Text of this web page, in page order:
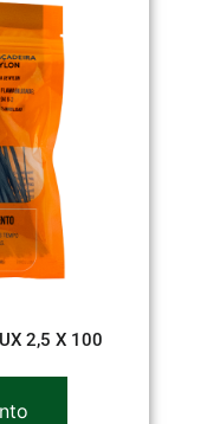
2,5 X 100